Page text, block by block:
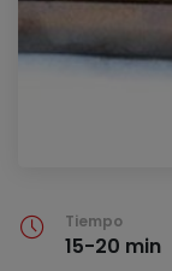
Tiempo
15-20 min